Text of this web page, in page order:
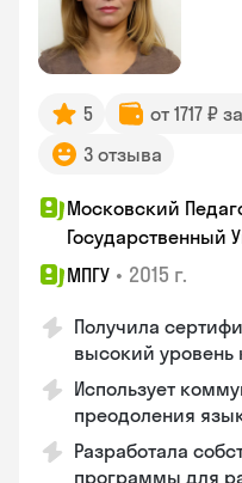
5 от 1717 ₽
3 отзыва
Московский
Государственный
МПГУ • 2015 г.
Получила
высокий
Использует
преодоления
Разработала
программы для